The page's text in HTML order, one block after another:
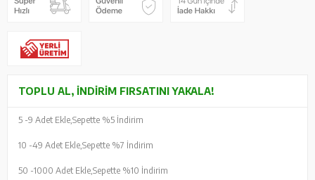
TOPLU AL, İNDIRIM FIRSATINI YAKALA!
5 -9 Adet Ekle, Sepette %5 İndirim
10 -49 Adet Ekle, Sepette %7 İndirim
50 -1000 Adet Ekle, Sepette %10 İndirim